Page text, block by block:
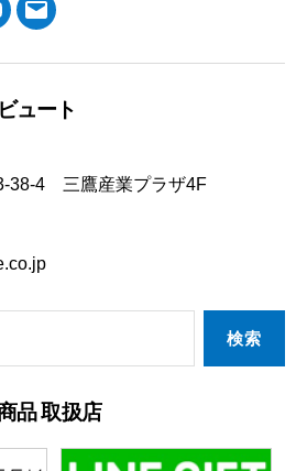
メ
ュート
38-4 三鷹産業プラザ4F
品 取扱店